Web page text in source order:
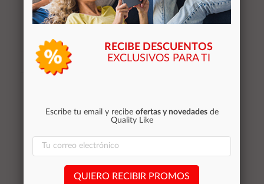
12,30 €
Añadir al
9,45 €
RECIBE DESCUENTOS
EXCLUSIVOS PARA TI
Escribe tu email y recibe ofertas y novedadesde
Quality Like
QUIERO RECIBIR PROMOS